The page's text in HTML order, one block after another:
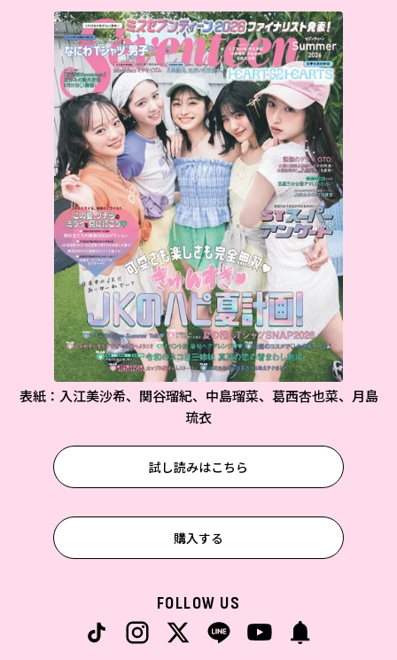
表紙：入江美沙希、関谷瑠紀、中島瑠菜、葛西杏也菜、月島
琉衣
試し読みはこちら
購入する
FOLLOW US